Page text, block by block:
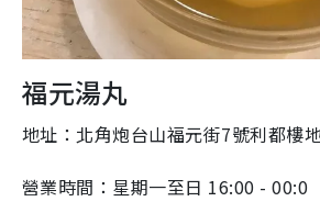
福元湯丸
地址：北角炮台山福元街7號利都樓
營業時間：星期一至日 16:00 - 00:0